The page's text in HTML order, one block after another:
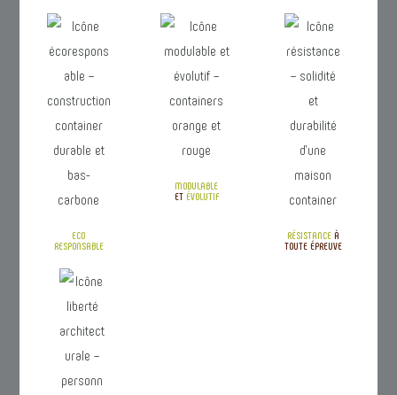
ECO
RESPONSABLE
MODULABLE
ET ÉVOLUTIF
RÉSISTANCE À
TOUTE ÉPREUVE